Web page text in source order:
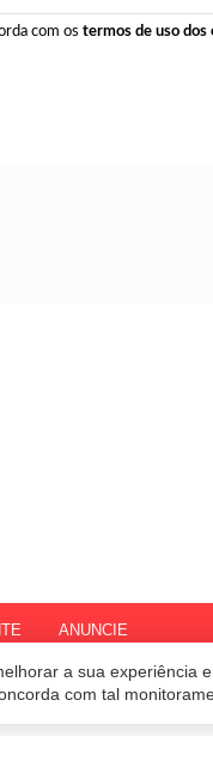
a sua experiência
com tal
com os termos de uso dos
ANUNCIE